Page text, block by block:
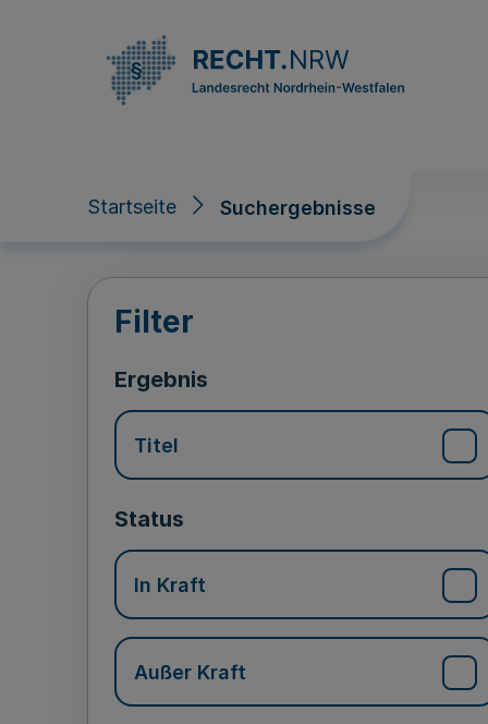
Startseite Suchergebnisse
Suchergebnisse
Filter
Ergebnis
Titel
Status
In Kraft
Außer Kraft